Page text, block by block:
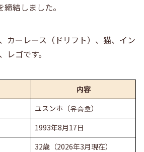
締結しました。
カーレース（ドリフト）、猫、イン
レゴです。
内容
ユスンホ（유승호）
1993年8月17日
32歳（2026年3月現在）